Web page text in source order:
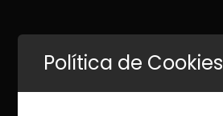
Política de Cookies